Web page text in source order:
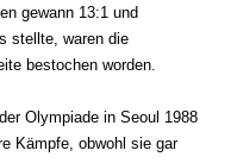
gewann 13:1 und
stellte, waren die
bestochen worden.
Olympiade in Seoul 1988
Kämpfe, obwohl sie gar